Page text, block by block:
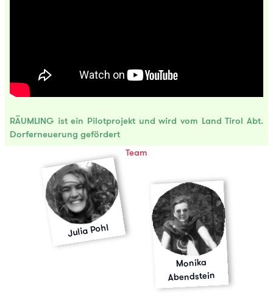
RÄUMLING ist ein Pilotprojekt und wird vom Land Tirol Abt.
Dorferneuerung gefördert
Team
Julia Pohl
Monika
Abendstein